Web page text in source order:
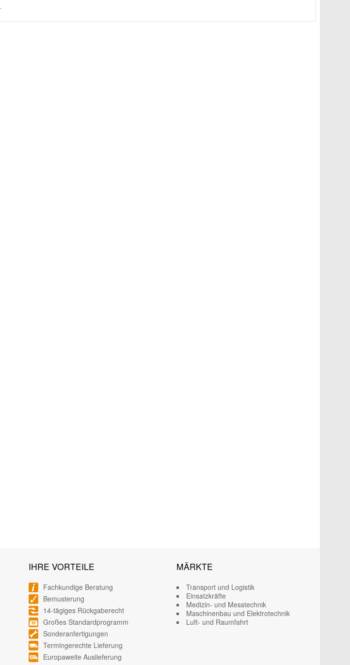
IHRE VORTEILE
Fachkundige Beratung
Bemusterung
14-tägiges Rückgaberecht
Großes Standardprogramm
Sonderanfertigungen
Termingerechte Lieferung
Europaweite Auslieferung
MÄRKTE
Transport und Logistik
Einsatzkräfte
Medizin- und Messtechnik
Maschinenbau und Elektrotechnik
Luft- und Raumfahrt